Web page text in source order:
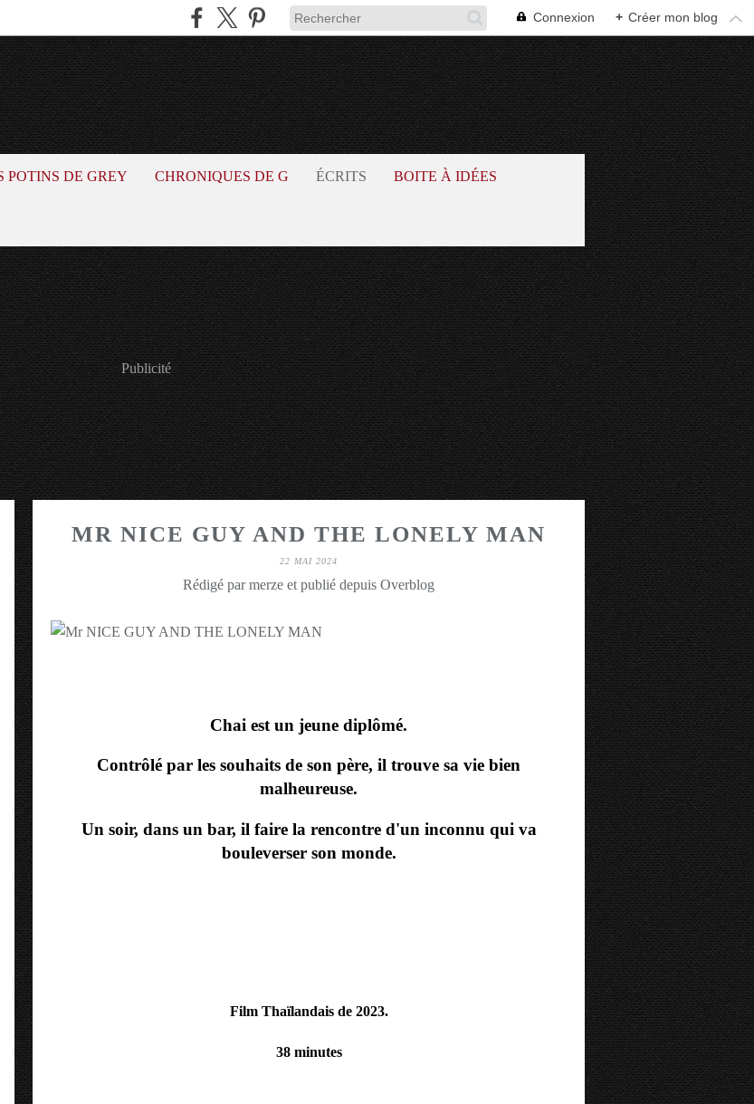
Connexion + Créer mon blog
POTINS DE GREY CHRONIQUES DE G ÉCRITS BOITE À IDÉES
Publicité
MR NICE GUY AND THE LONELY MAN
22 MAI 2024
Rédigé par merze et publié depuis Overblog
Chai est un jeune diplômé.
Contrôlé par les souhaits de son père, il trouve sa vie bien
malheureuse.
Un soir, dans un bar, il faire la rencontre d'un inconnu qui va
bouleverser son monde.
Film Thaïlandais de 2023.
38 minutes